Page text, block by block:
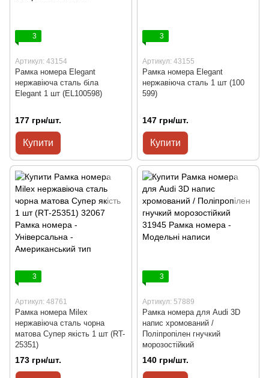
3
Артикул: 43154
Рамка номера Elegant
нержавіюча сталь біла
Elegant 1 шт (EL100598)
177 грн/шт.
Купити
3
Артикул: 43155
Рамка номера Elegant
нержавіюча сталь 1 шт (100
599)
147 грн/шт.
Купити
3
Артикул: 48761
Рамка номера Milex
нержавіюча сталь чорна
матова Супер якість 1 шт (RT-
25351)
173 грн/шт.
3
Артикул: 57889
Рамка номера для Audi 3D
напис хромований /
Поліпропілен гнучкий
морозостійкий
140 грн/шт.